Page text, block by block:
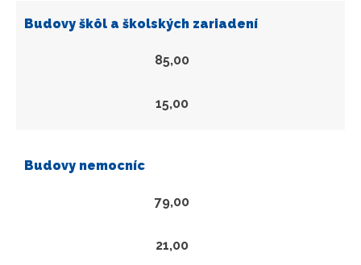
Budovy škôl a školských zariadení
85,00
15,00
Budovy nemocníc
79,00
21,00